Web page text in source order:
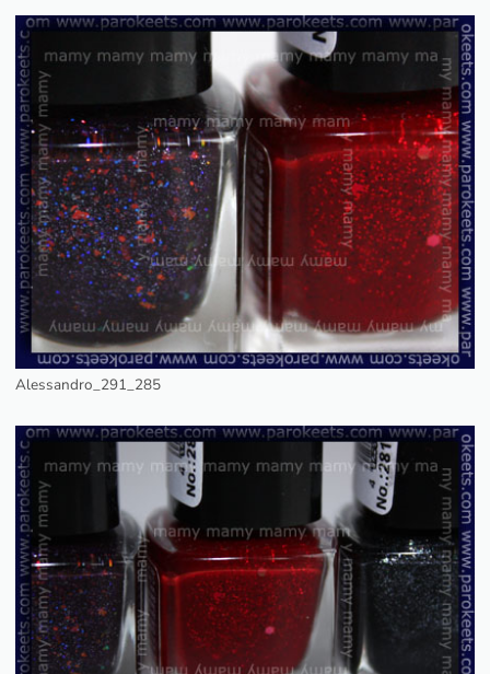
Alessandro_291_285